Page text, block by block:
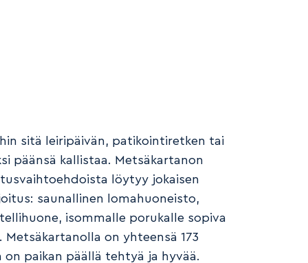
sitä leiripäivän, patikointiretken tai
päänsä kallistaa. Metsäkartanon
löytyy jokaisen
saunallinen lomahuoneisto,
isommalle porukalle sopiva
on yhteensä 173
on paikan päällä tehtyä ja hyvää.